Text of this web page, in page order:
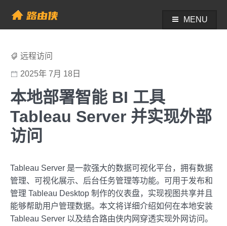
content
帮助中心 - 路由侠
MENU
远程访问
2025年 7月 18日
本地部署智能 BI 工具
Tableau Server 并实现外部
访问
Tableau Server 是一款强大的数据可视化平台，拥有数据
管理、可视化展示、后台任务管理等功能。可用于发布和
管理 Tableau Desktop 制作的仪表盘，实现视图共享并且
能够帮助用户管理数据。本文将详细介绍如何在本地安装
Tableau Server 以及结合路由侠内网穿透实现外网访问。